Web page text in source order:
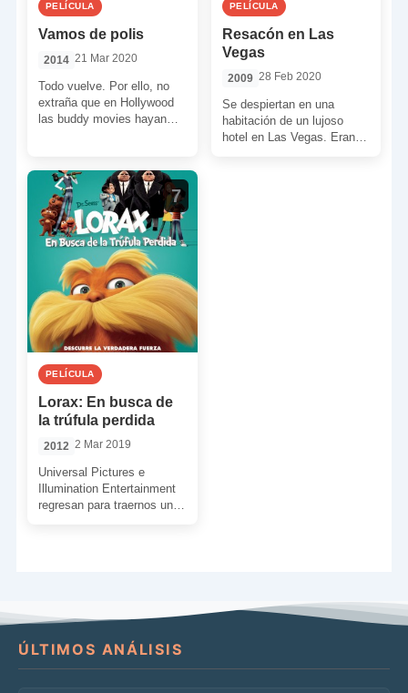
PELÍCULA
Vamos de polis
2014 21 Mar 2020
Todo vuelve. Por ello, no
extraña que en Hollywood
las buddy movies hayan
PELÍCULA
Resacón en Las
Vegas
2009 28 Feb 2020
Se despiertan en una
habitación de un lujoso
hotel en Las Vegas. Eran
7
PELÍCULA
Lorax: En busca de
la trúfula perdida
2012 2 Mar 2019
Universal Pictures e
Illumination Entertainment
regresan para traernos una
ÚLTIMOS ANÁLISIS